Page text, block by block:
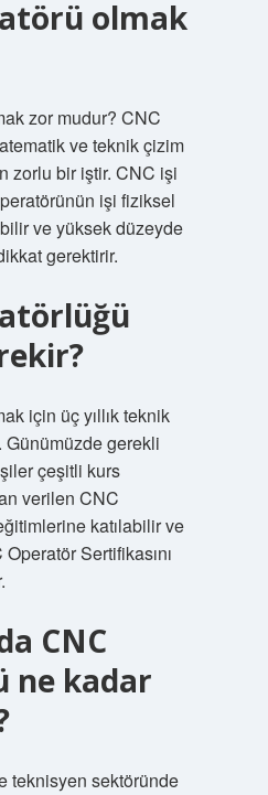
olmak
zor mudur? CNC
ve teknik çizim
zorlu bir iştir. CNC işi
işi fiziksel
ve yüksek düzeyde
gerektirir.
için üç yıllık teknik
gerekli
çeşitli kurs
verilen CNC
katılabilir ve
Sertifikasını
CNC
ne kadar
teknisyen sektöründe